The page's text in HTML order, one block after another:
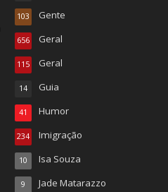
Gente
103
Geral
656
Geral
115
Guia
14
Humor
41
Imigração
234
Isa Souza
10
Jade Matarazzo
9